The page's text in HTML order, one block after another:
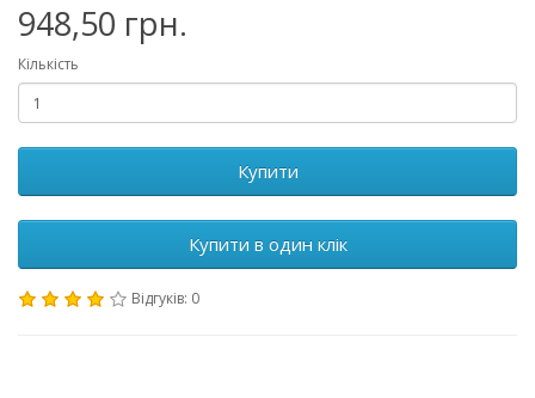
948,50 грн.
Кількість
Купити
Купити в один клік
Відгуків: 0